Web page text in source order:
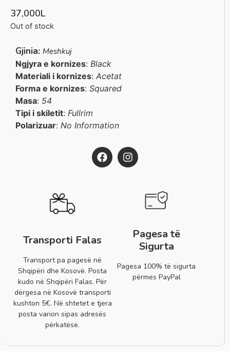
37,000L
Out of stock
Gjinia: Meshkuj
Ngjyra e kornizes: Black
Materiali i kornizes: Acetat
Forma e kornizes: Squared
Masa: 54
Tipi i skiletit: Fullrim
Polarizuar: No Information
Transporti Falas
Transport pa pagesë në
Shqipëri dhe Kosovë. Posta
kudo në Shqipëri Falas. Për
dërgesa në Kosovë transporti
kushton 5€. Në shtetet e tjera
posta varion sipas adresës
përkatëse.
Pagesa të
Sigurta
Pagesa 100% të sigurta
përmes PayPal